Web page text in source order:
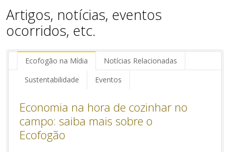
Artigos, notícias, eventos
ocorridos, etc.
Ecofogão na Mídia
Notícias Relacionadas
Sustentabilidade
Eventos
Economia na hora de cozinhar no
campo: saiba mais sobre o
Ecofogão